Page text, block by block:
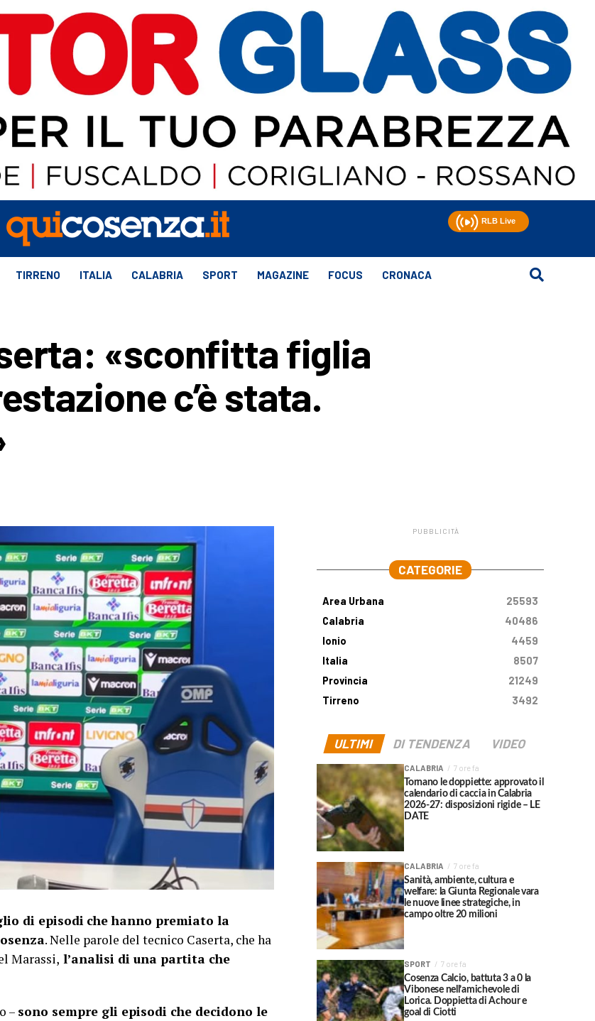
TIRRENO ITALIA CALABRIA SPORT MAGAZINE FOCUS CRONACA
«sconfitta figlia
c’è stata.
di episodi che hanno premiato la
. Nelle parole del tecnico Caserta, che ha
Marassi, l’analisi di una partita che
– sono sempre gli episodi che decidono le
PUBBLICITÀ
CATEGORIE
Area Urbana
25593
Calabria
40486
Ionio
4459
Italia
8507
Provincia
21249
Tirreno
3492
ULTIMI DI TENDENZA VIDEO
CALABRIA 7 ore fa
Tornano le doppiette: approvato il
calendario di caccia in Calabria
2026-27: disposizioni rigide – LE
DATE
CALABRIA 7 ore fa
Sanità, ambiente, cultura e
welfare: la Giunta Regionale vara
le nuove linee strategiche, in
campo oltre 20 milioni
SPORT 7 ore fa
Cosenza Calcio, battuta 3 a 0 la
Vibonese nell’amichevole di
Lorica. Doppietta di Achour e
goal di Ciotti